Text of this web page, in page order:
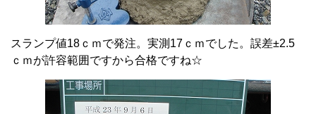
スランプ値18ｃｍで発注。実測17ｃｍでした。誤差±2.5
ｃｍが許容範囲ですから合格ですね☆